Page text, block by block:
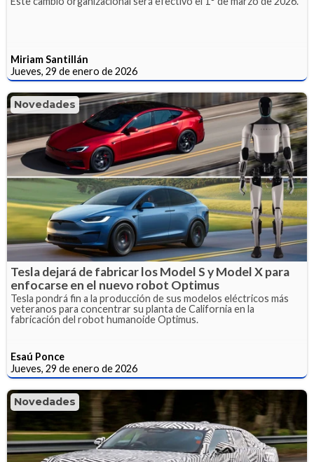
Miriam Santillán
Jueves, 29 de enero de 2026
Novedades
Tesla dejará de fabricar los Model S y Model X para
enfocarse en el nuevo robot Optimus
Tesla pondrá fin a la producción de sus modelos eléctricos más
veteranos para concentrar su planta de California en la
fabricación del robot humanoide Optimus.
Esaú Ponce
Jueves, 29 de enero de 2026
Novedades